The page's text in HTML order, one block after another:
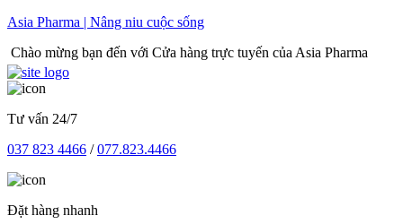
Skip
content
Asia Pharma | Nâng niu cuộc sống
bạn đến với Cửa hàng trực tuyến của Asia Pharma
Tư vấn 24/7
037 823 4466 /077.823.4466
Đặt hàng nhanh